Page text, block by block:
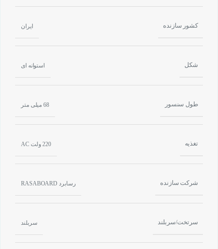
کشور سازنده ایران
شکل استوانه ای
طول سنسور 68 میلی متر
تغذیه 220 ولت AC
شرکت سازنده رسابرد RASABOARD
سرتخت/سربلند سربلند